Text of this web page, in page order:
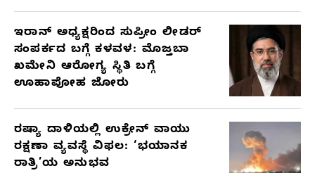
ಇರಾನ್ ಅಧ್ಯಕ್ಷರಿಂದ ಸುಪ್ರೀಂ ಲೀಡರ್
ಸಂಪರ್ಕದ ಬಗ್ಗೆ ಕಳವಳ: ಮೊಜ್ತಬಾ
ಖಮೇನಿ ಆರೋಗ್ಯ ಸ್ಥಿತಿ ಬಗ್ಗೆ
ಊಹಾಪೋಹ ಜೋರು
ರಷ್ಯಾ ದಾಳಿಯಲ್ಲಿ ಉಕ್ರೇನ್ ವಾಯು
ರಕ್ಷಣಾ ವ್ಯವಸ್ಥೆ ವಿಫಲ: ‘ಭಯಾನಕ
ರಾತ್ರಿ’ಯ ಅನುಭವ